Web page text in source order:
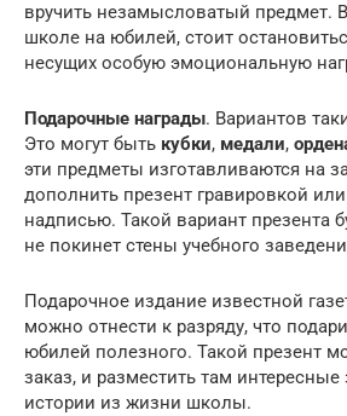
вручить незамысловатый предмет.
школе на юбилей, стоит
несущих особую эмоциональную
Подарочные награды. Вариантов
Это могут быть кубки, медали,
эти предметы изготавливаются на
дополнить презент гравировкой
надписью. Такой вариант презента
не покинет стены учебного
Подарочное издание известной
можно отнести к разряду, что
юбилей полезного. Такой презент
заказ, и разместить там
истории из жизни школы.